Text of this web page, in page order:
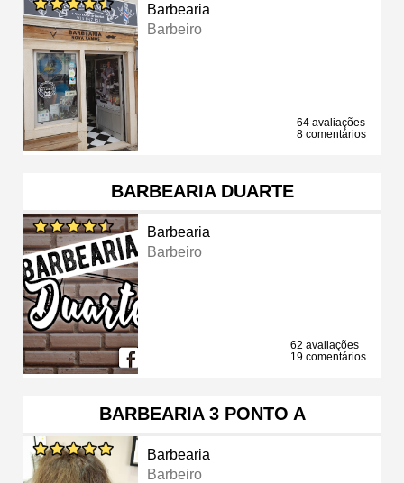
Barbearia
Barbeiro
64 avaliações
8 comentários
BARBEARIA DUARTE
Barbearia
Barbeiro
62 avaliações
19 comentários
BARBEARIA 3 PONTO A
Barbearia
Barbeiro